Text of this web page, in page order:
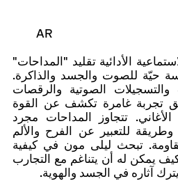
AR
الأدائية تقليد "المداحات"
حيّة للصوت والجسد والذاكرة.
الصوتية والرقصات
تجربة غامرة تكشف عن القوة
الأغاني. تتجاوز المداحات مجرد
للتعبير عن الفرح والألم
تبحث ليلى مون في كيفية
يمكن له أن يتناغم مع التجارب
آثاره في الجسد والهوية.